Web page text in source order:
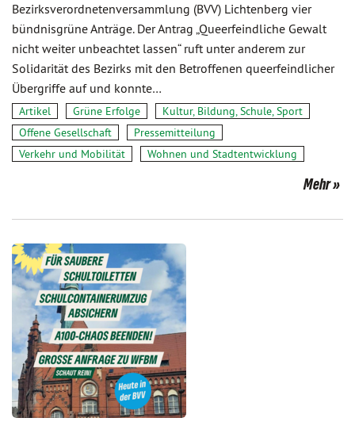
Bezirksverordnetenversammlung (BVV) Lichtenberg vier
bündnisgrüne Anträge. Der Antrag „Queerfeindliche Gewalt
nicht weiter unbeachtet lassen“ ruft unter anderem zur
Solidarität des Bezirks mit den Betroffenen queerfeindlicher
Übergriffe auf und konnte…
Artikel Grüne Erfolge
Kultur, Bildung, Schule, Sport
Offene Gesellschaft
Pressemitteilung
Verkehr und Mobilität
Wohnen und Stadtentwicklung
Mehr